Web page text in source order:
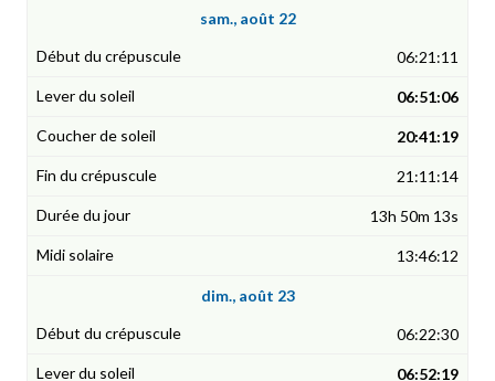
sam., août 22
06:21:11
06:51:06
20:41:19
21:11:14
13h 50m 13s
13:46:12
dim., août 23
06:22:30
06:52:19